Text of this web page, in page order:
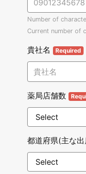
Number of
Current number of
貴社名 Required
薬局店舗数
都道府県(主な